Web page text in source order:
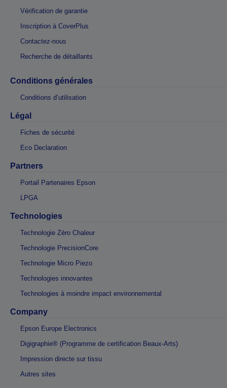
Vérification de garantie
Inscription à CoverPlus
Contactez-nous
Recherche de détaillants
Conditions générales
Conditions d’utilisation
Légal
Fiches de sécurité
Eco Declaration
Partners
Portail Partenaires Epson
LPGA
Technologies
Technologie Zéro Chaleur
Technologie PrecisionCore
Technologie Micro Piezo
Technologies innovantes
Technologies à moindre impact environnemental
Company
Epson Europe Electronics
Digigraphie® (Programme de certification Beaux-Arts)
Impression directe sur tissu
Autres sites